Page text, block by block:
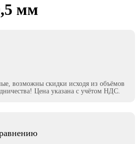
мм
возможны скидки исходя из объёмов
Цена указана с учётом НДС.